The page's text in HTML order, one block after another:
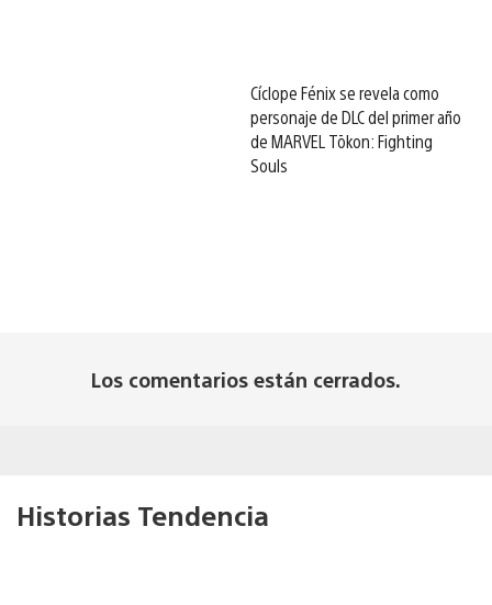
Cíclope Fénix se revela como
personaje de DLC del primer año
de MARVEL Tōkon: Fighting
Souls
Los comentarios están cerrados.
Historias Tendencia